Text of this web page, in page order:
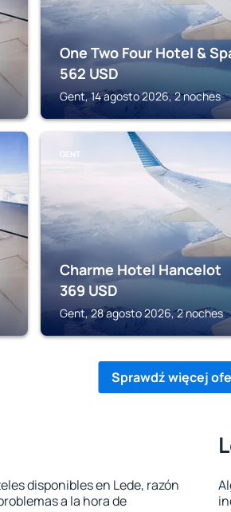
One Two Four Hotel &
562 USD
Gent, 14 agosto 2026, 2 noches
GENT
Charme Hotel Hancelot
369 USD
Gent, 28 agosto 2026, 2 noches
Sprawdź więcej
disponibles en Lede, razón
a la hora de